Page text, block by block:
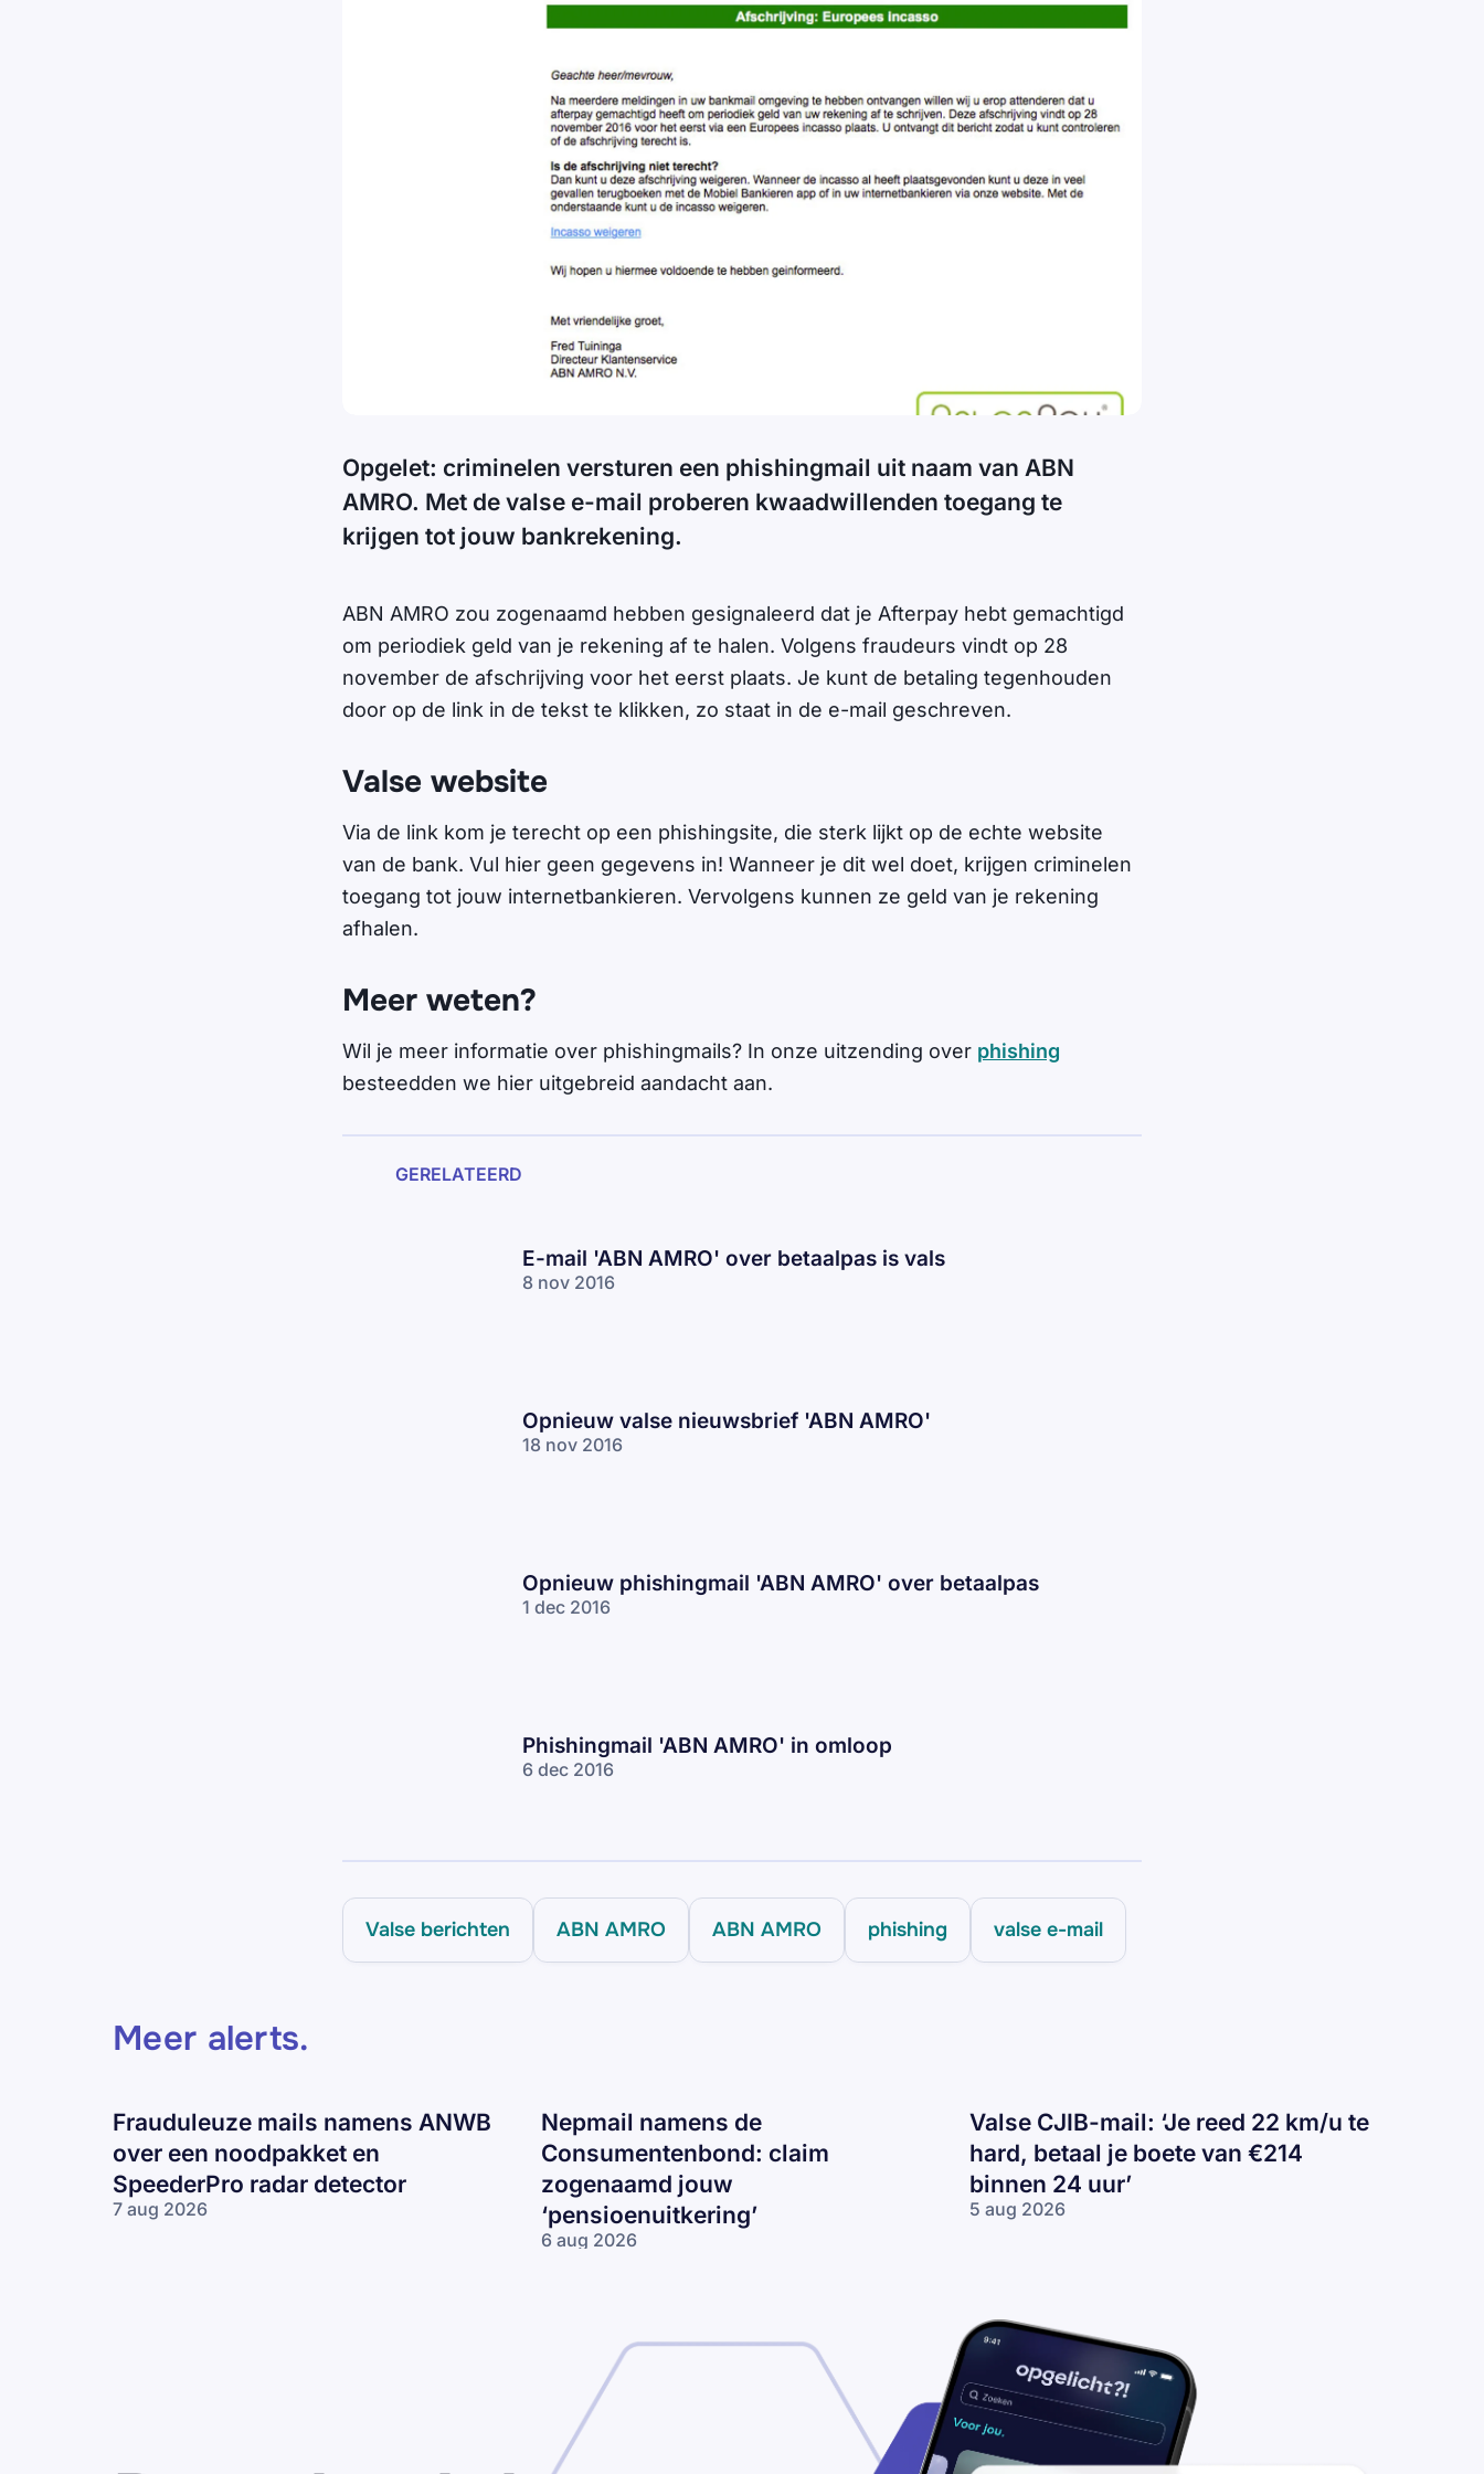
Opgelet: criminelen versturen een phishingmail uit naam van ABN
AMRO. Met de valse e-mail proberen kwaadwillenden toegang te
krijgen tot jouw bankrekening.
ABN AMRO zou zogenaamd hebben gesignaleerd dat je Afterpay hebt gemachtigd
om periodiek geld van je rekening af te halen. Volgens fraudeurs vindt op 28
november de afschrijving voor het eerst plaats. Je kunt de betaling tegenhouden
door op de link in de tekst te klikken, zo staat in de e-mail geschreven.
Valse website
Via de link kom je terecht op een phishingsite, die sterk lijkt op de echte website
van de bank. Vul hier geen gegevens in! Wanneer je dit wel doet, krijgen criminelen
toegang tot jouw internetbankieren. Vervolgens kunnen ze geld van je rekening
afhalen.
Meer weten?
Wil je meer informatie over phishingmails? In onze uitzending over phishing
besteedden we hier uitgebreid aandacht aan.
GERELATEERD
E-mail 'ABN AMRO' over betaalpas is vals
8 nov 2016
Opnieuw valse nieuwsbrief 'ABN AMRO'
18 nov 2016
Opnieuw phishingmail 'ABN AMRO' over betaalpas
1 dec 2016
Phishingmail 'ABN AMRO' in omloop
6 dec 2016
Valse berichten ABN AMRO ABN AMRO phishing valse e-mail
Meer alerts.
Frauduleuze mails namens ANWB
over een noodpakket en
SpeederPro radar detector
7 aug 2026
Nepmail namens de
Consumentenbond: claim
zogenaamd jouw
‘pensioenuitkering’
6 aug 2026
‘pensioenuitkering’
Valse CJIB-mail: ‘Je reed 22 km/u te
hard, betaal je boete van €214
binnen 24 uur’
5 aug 2026
reed
22
te
hard,
betaal
je